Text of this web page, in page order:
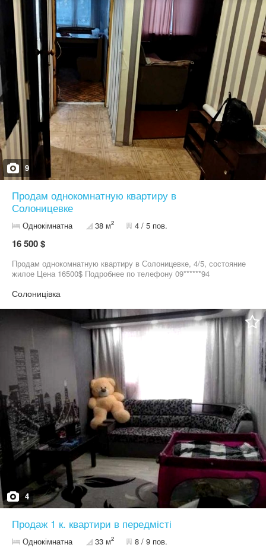
9
Продам однокомнатную квартиру в
Солоницевке
Однокімнатна 38 м2 4 / 5 пов.
16 500 $
Продам однокомнатную квартиру в Солоницевке, 4/5, состояние
жилое Цена 16500$ Подробнее по телефону 09******94
Солоницівка
4
Продаж 1 к. квартири в передмісті
Однокімнатна 33 м2 8 / 9 пов.